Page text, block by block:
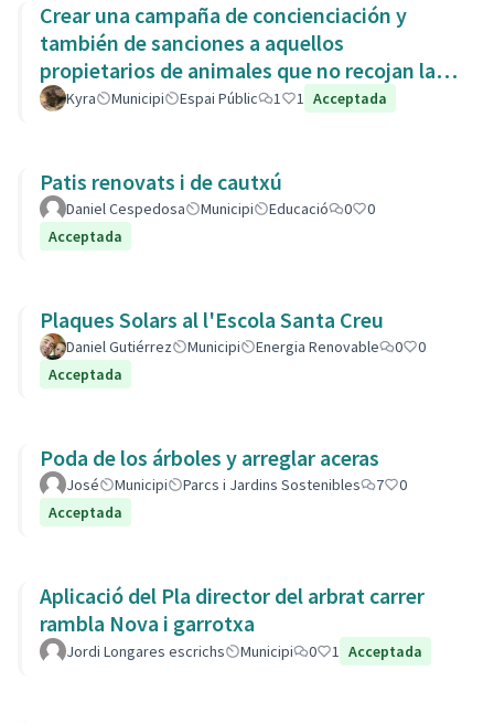
Crear una campaña de concienciación y
también de sanciones a aquellos
propietarios de animales que no recojan las
heces de las aceras. Es responsabili
Kyra Municipi Espai Públic 1 1 Acceptada
Patis renovats i de cautxú
Daniel Cespedosa Municipi Educació 0
0
Acceptada
Plaques Solars al l'Escola Santa Creu
Daniel Gutiérrez Municipi Energia Renovable 0
0
Acceptada
Poda de los árboles y arreglar aceras
José Municipi Parcs i Jardins Sostenibles 7
0
Acceptada
Aplicació del Pla director del arbrat carrer
rambla Nova i garrotxa
Jordi Longares escrichs Municipi 0 1 Acceptada